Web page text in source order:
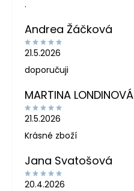
.
Andrea Žáčková
21.5.2026
doporučuji
MARTINA LONDINOVÁ
21.5.2026
Krásné zboží
Jana Svatošová
20.4.2026